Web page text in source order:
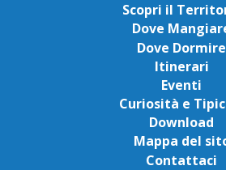
Scopri il
Dove
Dove Dormire
Itinerari
Eventi
Curiosità e
Download
Mappa del
Contattaci